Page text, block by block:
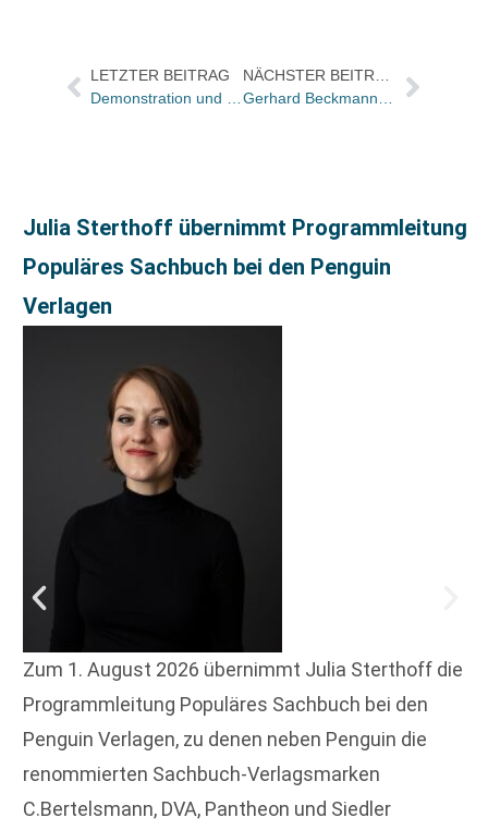
LETZTER BEITRAG
Julia Sterthoff übernimmt Programmleitung
Populäres Sachbuch bei den Penguin
Verlagen
Zum 1. August 2026 übernimmt Julia Sterthoff die
Programmleitung Populäres Sachbuch bei den
Penguin Verlagen, zu denen neben Penguin die
renommierten Sachbuch-Verlagsmarken
C.Bertelsmann, DVA, Pantheon und Siedler